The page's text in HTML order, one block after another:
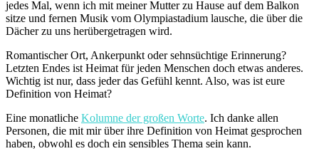
jedes Mal, wenn ich mit meiner Mutter zu Hause auf dem Balkon
sitze und fernen Musik vom Olympiastadium lausche, die über die
Dächer zu uns herübergetragen wird.
Romantischer Ort, Ankerpunkt oder sehnsüchtige Erinnerung?
Letzten Endes ist Heimat für jeden Menschen doch etwas anderes.
Wichtig ist nur, dass jeder das Gefühl kennt. Also, was ist eure
Definition von Heimat?
Eine monatliche Kolumne der großen Worte. Ich danke allen
Personen, die mit mir über ihre Definition von Heimat gesprochen
haben, obwohl es doch ein sensibles Thema sein kann.